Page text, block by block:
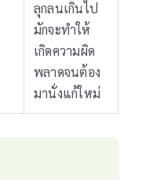
ลุกลนเกินไป
มักจะทำให้
เกิดความผิด
พลาดจนต้อง
มานั่งแก้ใหม่